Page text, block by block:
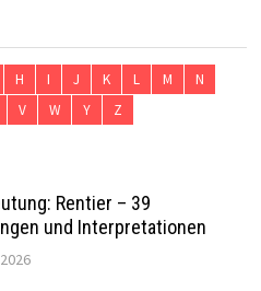
H I J K L M
N
V W Y Z
Rentier – 39
und Interpretationen